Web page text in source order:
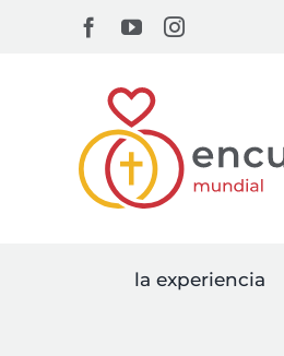
Facebook
YouTubeInstagram
la experiencia